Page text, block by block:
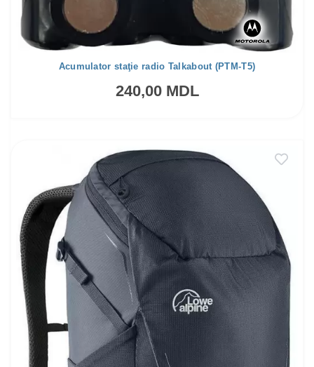
Acumulator staţie radio Talkabout (PTM-T5)
240,00 MDL